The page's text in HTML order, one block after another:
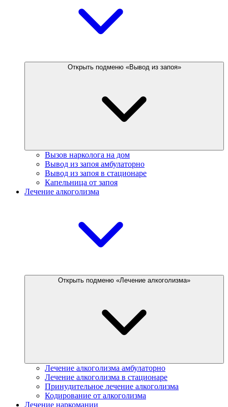
Открыть подменю «Вывод из запоя»
Вызов нарколога на дом
Вывод из запоя амбулаторно
Вывод из запоя в стационаре
Капельница от запоя
Лечение алкоголизма
Открыть подменю «Лечение алкоголизма»
Лечение алкоголизма амбулаторно
Лечение алкоголизма в стационаре
Принудительное лечение алкоголизма
Кодирование от алкоголизма
Лечение наркомании